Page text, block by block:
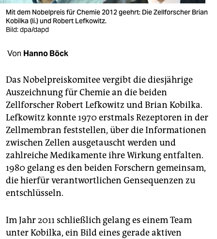
verlag
veranstaltungen
unterstützen
abo
genossenschaft
epaper login
Mit dem Nobelpreis für Chemie 2012 geehrt: Die Zellforscher Brian
Kobilka (li.) und Robert Lefkowitz.
Bild: dpa/dapd
Von Hanno Böck
Das Nobelpreiskomitee vergibt die diesjährige
Auszeichnung für Chemie an die beiden
Zellforscher Robert Lefkowitz und Brian Kobilka.
Lefkowitz konnte 1970 erstmals Rezeptoren in der
Zellmembran feststellen, über die Informationen
zwischen Zellen ausgetauscht werden und
zahlreiche Medikamente ihre Wirkung entfalten.
1980 gelang es den beiden Forschern gemeinsam,
die hierfür verantwortlichen Gensequenzen zu
entschlüsseln.
Im Jahr 2011 schließlich gelang es einem Team
unter Kobilka, ein Bild eines gerade aktiven